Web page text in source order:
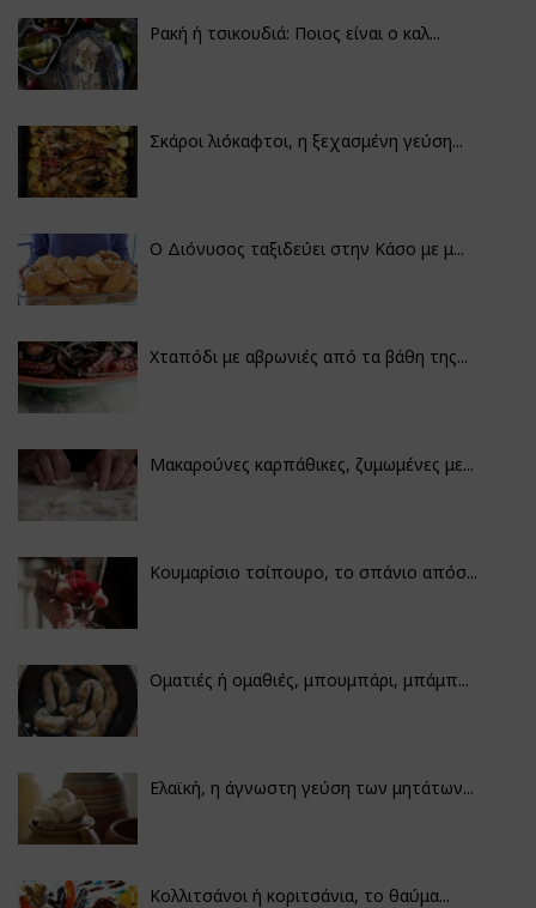
Ρακή ή τσικουδιά: Ποιος είναι ο καλ...
Σκάροι λιόκαφτοι, η ξεχασμένη γεύση...
Ο Διόνυσος ταξιδεύει στην Κάσο με μ...
Χταπόδι με αβρωνιές από τα βάθη της...
Μακαρούνες καρπάθικες, ζυμωμένες με...
Κουμαρίσιο τσίπουρο, το σπάνιο απόσ...
Οματιές ή ομαθιές, μπουμπάρι, μπάμπ...
Ελαϊκή, η άγνωστη γεύση των μητάτων...
Κολλιτσάνοι ή κοριτσάνια, το θαύμα...